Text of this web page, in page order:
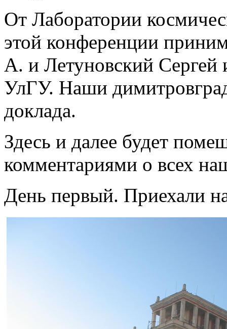
От Лаборатории
этой конференции
А. и Летуновский Сергей
УлГУ. Наши
доклада.
Здесь и далее будет
комментариями о всех
День первый. Приехали